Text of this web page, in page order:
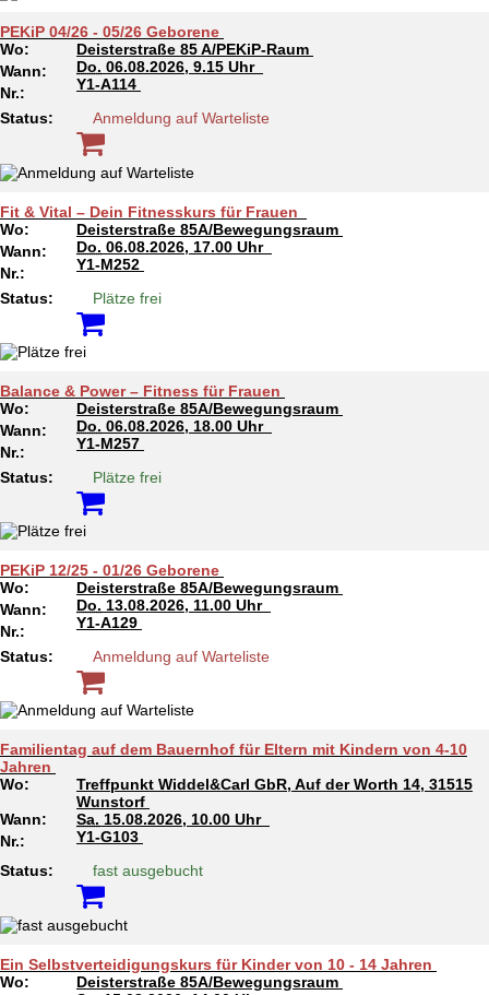
PEKiP 04/26 - 05/26 Geborene
Wo:
Deisterstraße 85 A/PEKiP-Raum
Wann:
Do. 06.08.2026, 9.15 Uhr
Nr.:
Y1-A114
Status:
Anmeldung auf Warteliste
Fit & Vital – Dein Fitnesskurs für Frauen
Wo:
Deisterstraße 85A/Bewegungsraum
Wann:
Do. 06.08.2026, 17.00 Uhr
Nr.:
Y1-M252
Status:
Plätze frei
Balance & Power – Fitness für Frauen
Wo:
Deisterstraße 85A/Bewegungsraum
Wann:
Do. 06.08.2026, 18.00 Uhr
Nr.:
Y1-M257
Status:
Plätze frei
PEKiP 12/25 - 01/26 Geborene
Wo:
Deisterstraße 85A/Bewegungsraum
Wann:
Do. 13.08.2026, 11.00 Uhr
Nr.:
Y1-A129
Status:
Anmeldung auf Warteliste
Familientag auf dem Bauernhof für Eltern mit Kindern von 4-10
Jahren
Wo:
Treffpunkt Widdel&Carl GbR, Auf der Worth 14, 31515
Wunstorf
Wann:
Sa. 15.08.2026, 10.00 Uhr
Nr.:
Y1-G103
Status:
fast ausgebucht
Ein Selbstverteidigungskurs für Kinder von 10 - 14 Jahren
Wo:
Deisterstraße 85A/Bewegungsraum